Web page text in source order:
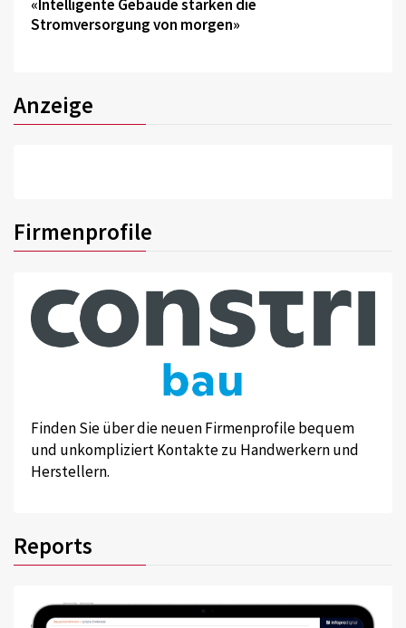
«Intelligente Gebäude stärken die
Stromversorgung von morgen»
Anzeige
Firmenprofile
Finden Sie über die neuen Firmenprofile bequem
und unkompliziert Kontakte zu Handwerkern und
Herstellern.
Reports